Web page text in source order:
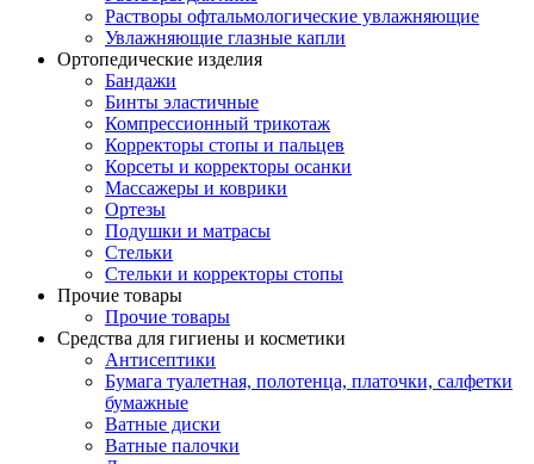
Растворы офтальмологические увлажняющие
Увлажняющие глазные капли
Ортопедические изделия
Бандажи
Бинты эластичные
Компрессионный трикотаж
Корректоры стопы и пальцев
Корсеты и корректоры осанки
Массажеры и коврики
Ортезы
Подушки и матрасы
Стельки
Стельки и корректоры стопы
Прочие товары
Прочие товары
Средства для гигиены и косметики
Антисептики
Бумага туалетная, полотенца, платочки, салфетки
бумажные
Ватные диски
Ватные палочки